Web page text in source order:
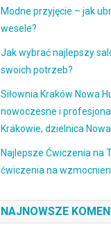
Modne przyjęcie – jak
wesele?
Jak wybrać najlepszy
swoich potrzeb?
Siłownia Kraków Nowa
nowoczesne i
Krakowie, dzielnica
Najlepsze Ćwiczenia na
ćwiczenia na
NAJNOWSZE